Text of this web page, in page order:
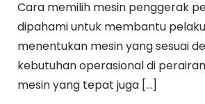
Cara memilih mesin penggerak
dipahami untuk membantu
menentukan mesin yang sesuai
kebutuhan operasional di
mesin yang tepat juga […]